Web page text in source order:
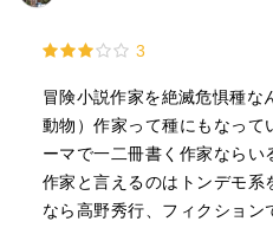
3
冒険小説作家を絶滅危惧種な
動物）作家って種にもなって
ーマで一二冊書く作家ならい
作家と言えるのはトンデモ系
なら高野秀行、フィクション